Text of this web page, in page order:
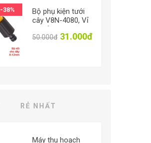
-38%
Bộ phụ kiện tưới
cây V8N-4080, Vỉ
vòi rửa xe 4 món
dùng cho dây 8-11
50.000đ 31.000đ
RẺ NHẤT
Máy thu hoạch